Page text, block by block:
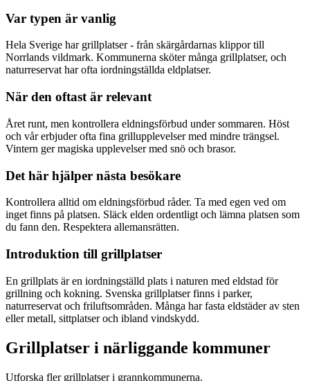
Var typen är vanlig
Hela Sverige har grillplatser - från skärgårdarnas klippor till
Norrlands vildmark. Kommunerna sköter många grillplatser, och
naturreservat har ofta iordningställda eldplatser.
När den oftast är relevant
Året runt, men kontrollera eldningsförbud under sommaren. Höst
och vår erbjuder ofta fina grillupplevelser med mindre trängsel.
Vintern ger magiska upplevelser med snö och brasor.
Det här hjälper nästa besökare
Kontrollera alltid om eldningsförbud råder. Ta med egen ved om
inget finns på platsen. Släck elden ordentligt och lämna platsen som
du fann den. Respektera allemansrätten.
Introduktion till grillplatser
En grillplats är en iordningställd plats i naturen med eldstad för
grillning och kokning. Svenska grillplatser finns i parker,
naturreservat och friluftsområden. Många har fasta eldstäder av sten
eller metall, sittplatser och ibland vindskydd.
Grillplatser i närliggande kommuner
Utforska fler grillplatser i grannkommunerna.